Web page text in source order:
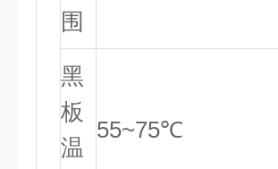
围
黑
板
温
55~75℃